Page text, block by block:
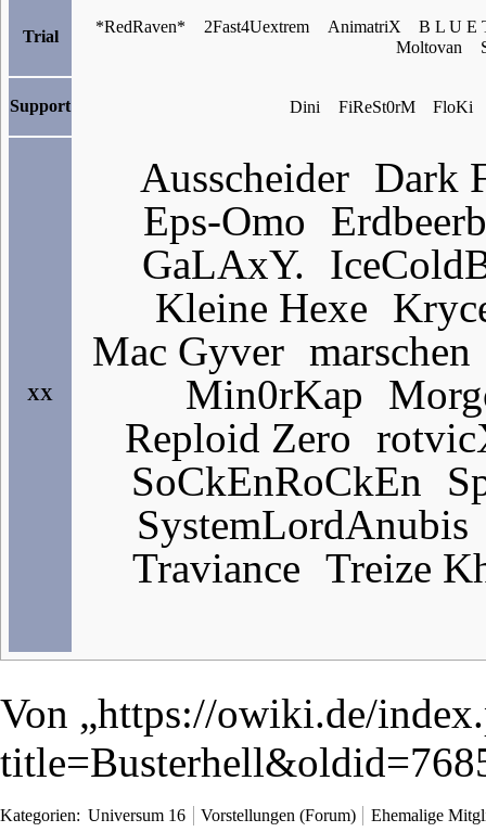
Trial
*RedRaven* 2Fast4Uextrem AnimatriX
B L U E
Moltovan
Support Dini FiReSt0rM FloKi
XX
Ausscheider Dark
Eps-Omo
GaLAxY.
Kleine Hexe
Mac Gyver marschen
Min0rKap
Reploid Zero
SoCkEnRoCkEn
SystemLordAnubis
Traviance Treize
Von „https://owiki.de/
Kategorien: Universum 16 Vorstellungen (Forum) Ehemalige